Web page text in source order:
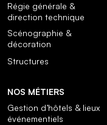
Régie générale &
direction technique
Scénographie &
décoration
Structures
NOS MÉTIERS
Gestion d’hôtels & lieux
événementiels